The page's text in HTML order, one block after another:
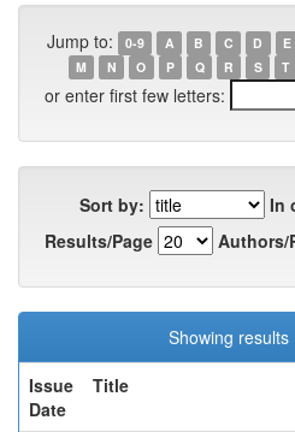
Jump to: 0-9 A B C D E
M
N O P Q R S T
or enter first few letters:
Sort by:
In
Results/Page
Authors/
Showing results
Issue
Date
Title